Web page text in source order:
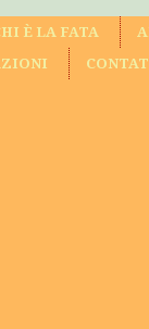
È LA FATA